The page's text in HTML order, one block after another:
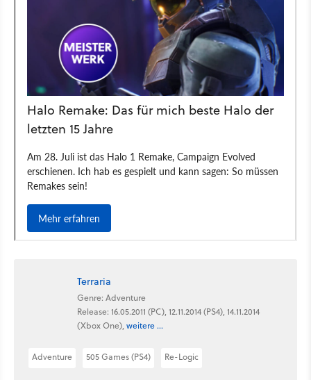
Terraria
Genre: Adventure
Release: 16.05.2011 (PC), 12.11.2014 (PS4), 14.11.2014
(Xbox One), weitere ...
Adventure 505 Games (PS4) Re-Logic